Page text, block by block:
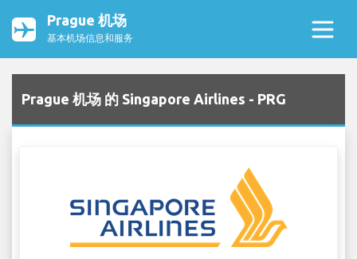
Prague 机场
基本机场信息和服务
Prague 机场 的 Singapore Airlines - PRG